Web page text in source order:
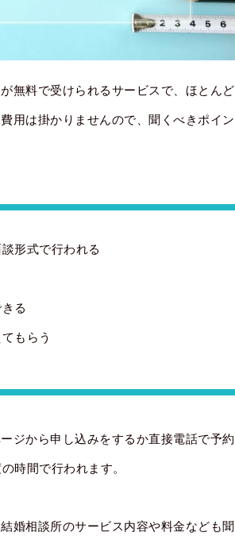
無料で受けられるサービスで、ほとんど
用は掛かりませんので、聞くべきポイン
形式で行われる
る
もらう
ジから申し込みをするか直接電話で予約
時間で行われます。
婚相談所のサービス内容や料金なども聞